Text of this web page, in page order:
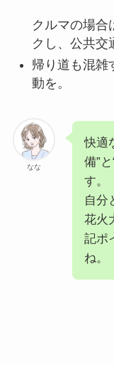
クルマの場合
クし、公共交
帰り道も混雑
動を。
なな
快適
備”
す。
自分
花火
記ポ
ね。